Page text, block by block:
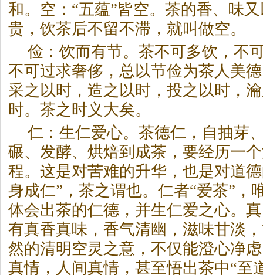
和。空：“五蕴”皆空。茶的香、味
贵，饮茶后不留不滞，就叫做空。
俭：饮而有节。茶不可多饮，不
不可过求奢侈，总以节俭为茶人美
采之以时，造之以时，投之以时，
时。茶之时义大矣。
仁：生仁爱心。茶德仁，自抽芽
碾、发酵、烘焙到成茶，要经历一
程。这是对苦难的升华，也是对道
身成仁”，茶之谓也。仁者“爱茶”，
体会出茶的仁德，并生仁爱之心。
有真香真味，香气清幽，滋味甘淡
然的清明空灵之意，不仅能澄心净
真情，人间真情，甚至悟出茶中“至